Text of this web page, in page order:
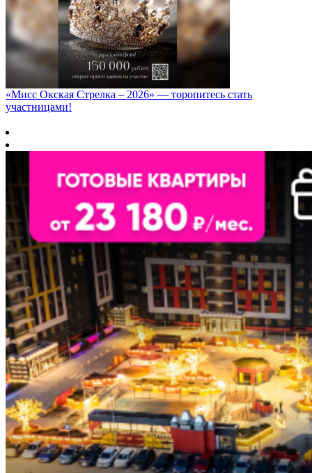
«Мисс Окская Стрелка – 2026» — торопитесь стать
участницами!